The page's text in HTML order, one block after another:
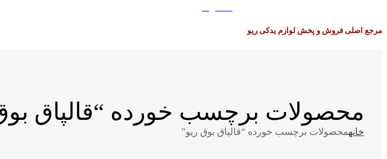
مرجع اصلی فروش و پخش لوازم یدکی ریو
محصولات برچسب خورده “قالپاق
خانهمحصولات برچسب خورده “قالپاق بوق ریو”